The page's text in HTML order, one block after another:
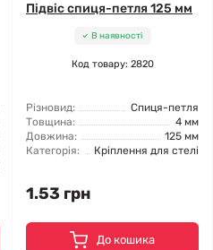
Підвіс спиця-петля 125 мм
В наявності
Код товару: 2820
Різновид:
Спиця-петля
Товщина:
4 мм
Довжина:
125 мм
Категорія:
Кріплення для стелі
1.53 грн
До кошика